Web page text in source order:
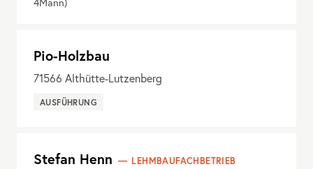
Pio-Holzbau
71566 Althütte-Lutzenberg
AUSFÜHRUNG
Stefan Henn LEHMBAUFACHBETRIEB